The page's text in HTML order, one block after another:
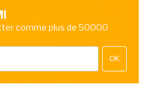
comme plus de 50000
OK